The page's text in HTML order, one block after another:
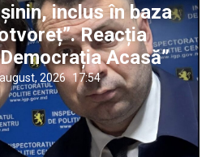
inclus în baza
Reacția
Acasă”
2026 17:54